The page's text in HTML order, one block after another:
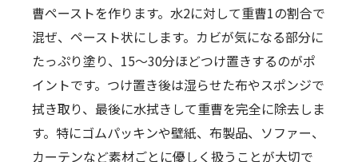
曹ペーストを作ります。水2に対して重曹1の割合で
混ぜ、ペースト状にします。カビが気になる部分に
たっぷり塗り、15〜30分ほどつけ置きするのがポ
イントです。つけ置き後は湿らせた布やスポンジで
拭き取り、最後に水拭きして重曹を完全に除去しま
す。特にゴムパッキンや壁紙、布製品、ソファー、
カーテンなど素材ごとに優しく扱うことが大切で